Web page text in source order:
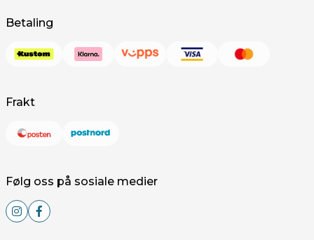
Betaling
Frakt
Følg oss på sosiale medier